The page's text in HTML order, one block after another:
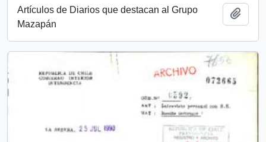
Artículos de Diarios que destacan al Grupo
Mazapán